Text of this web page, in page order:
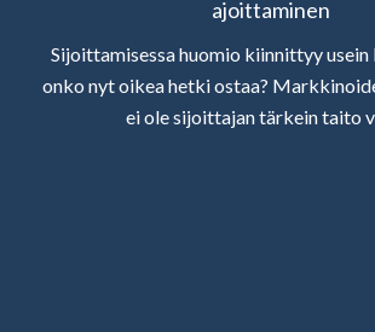
ajoittaminen
Sijoittamisessa huomio kiinnittyy usein
onko nyt oikea hetki ostaa?
ei ole sijoittajan tärkein taito